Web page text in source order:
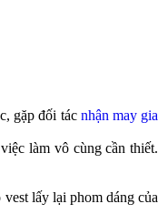
gặp đối tác nhận may gia
làm vô cùng cần thiết.
lấy lại phom dáng của